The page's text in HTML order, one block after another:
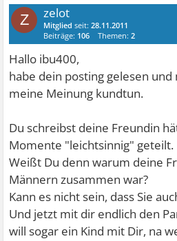
Z zelot
Mitglied seit:28.11.2011
Beiträge: 106 Themen:2
Hallo ibu400,
habe dein posting gelesen
meine Meinung kundtun.
Du schreibst deine Freundin
Momente "leichtsinnig" geteilt.
Weißt Du denn warum deine
Männern zusammen war?
Kann es nicht sein, dass Sie
Und jetzt mit dir endlich den
will sogar ein Kind mit Dir, na